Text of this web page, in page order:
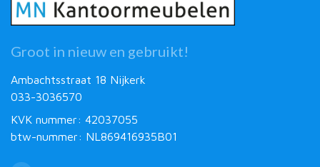
Groot in nieuw en gebruikt!
Ambachtsstraat 18 Nijkerk
033-3036570
KVK nummer: 42037055
btw-nummer: NL869416935B01